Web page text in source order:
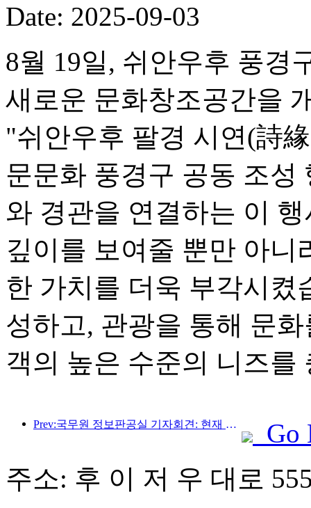
Date: 2025-09-03
8월 19일, 쉬안우후 풍경
새로운 문화창조공간을
"쉬안우후 팔경 시연(詩
문문화 풍경구 공동 조성
와 경관을 연결하는 이
깊이를 보여줄 뿐만 아
한 가치를 더욱 부각시
성하고, 관광을 통해 문
객의 높은 수준의 니즈를
Prev:국무원 정보판공실 기자회견: 현재 우리나라에는 자가운전 관광 서비스를 제공할 수 있는 국경항구가 28개 있습니다.
Go
주소: 후 이 저 우 대로